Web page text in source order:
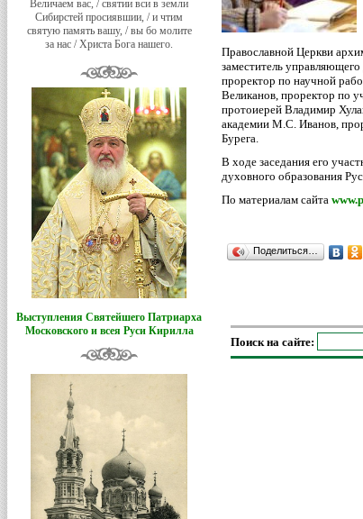
Величаем вас, / святии вси в земли
Сибирстей просиявшии, / и чтим
святую память вашу, / вы бо молите
за нас / Христа Бога нашего.
Выступления Святейшего Патриарха
Московского и всея Руси Кирилла
Православной Церкви
заместитель
проректор по научной
Великанов, проректор по
протоиерей Владимир
академии М.С. Иванов,
Бурега.
В ходе заседания его
духовного образования
По материалам сайта
Поделиться…
Поиск на сайте: